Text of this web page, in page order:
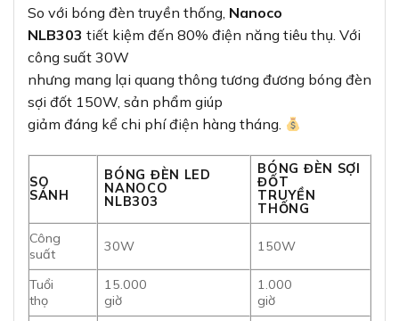
So với bóng đèn truyền thống, Nanoco
NLB303 tiết kiệm đến 80% điện năng tiêu thụ. Với
công suất 30W
nhưng mang lại quang thông tương đương bóng đèn
sợi đốt 150W, sản phẩm giúp
giảm đáng kể chi phí điện hàng tháng.
SO
SÁNH
BÓNG ĐÈN LED
NANOCO
NLB303
BÓNG ĐÈN SỢI
ĐỐT
TRUYỀN
THỐNG
Công
suất
30W 150W
Tuổi
thọ
15.000
giờ
1.000
giờ